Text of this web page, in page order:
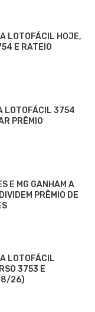
LOTOFÁCIL HOJE,
E RATEIO
LOTOFÁCIL 3754
PRÊMIO
E MG GANHAM A
PRÊMIO DE
LOTOFÁCIL
3753 E
26)